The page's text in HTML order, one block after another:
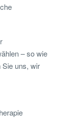
– so wie
Sie uns, wir